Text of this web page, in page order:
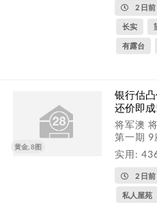
2 日
长实
有露台
黄金, 8图
银行估
还价即
将军澳
第一期 9
实用:
2 日
私人屋苑